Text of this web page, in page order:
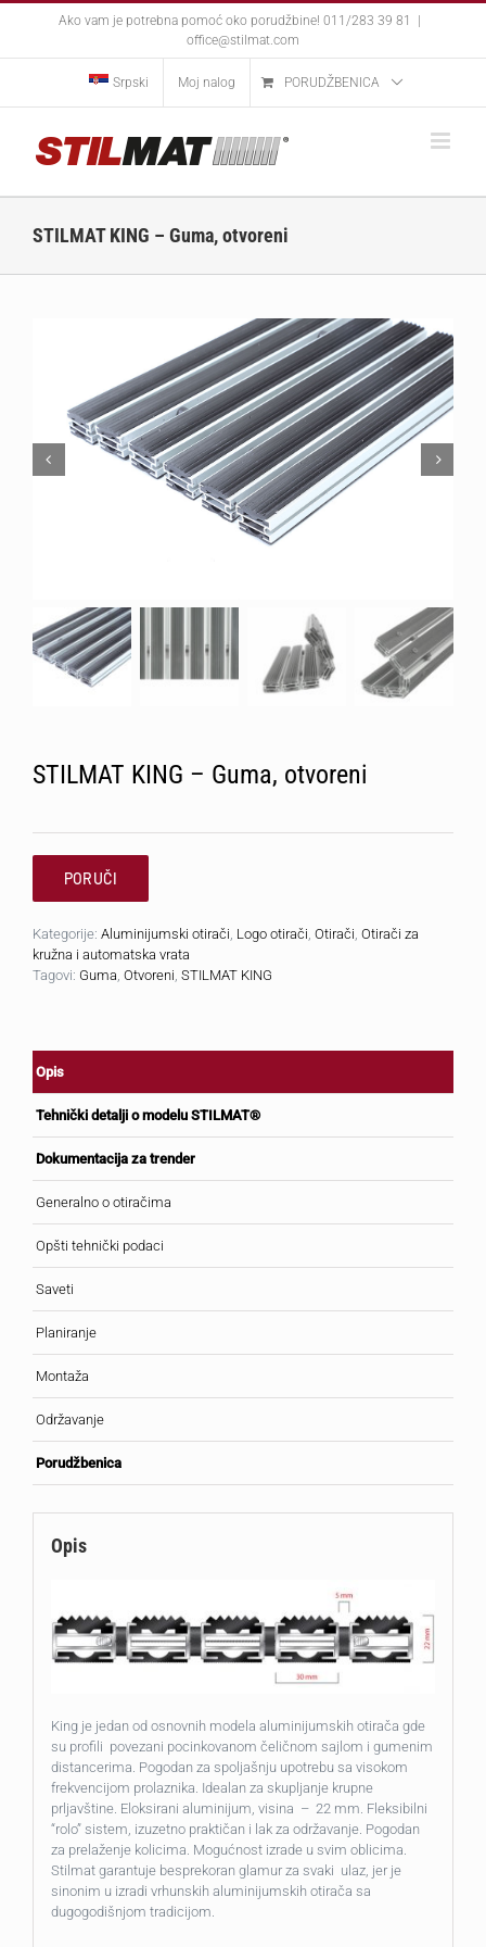
Ako vam je potrebna pomoć oko porudžbine! 011/283 39 81
office@stilmat.com
Srpski Moj nalog PORUDŽBENICA
STILMAT KING – Guma, otvoreni
STILMAT KING – Guma, otvoreni
PORUČI
Kategorije: Aluminijumski otirači, Logo otirači, Otirači, Otirači za
kružna i automatska vrata
Tagovi: Guma, Otvoreni, STILMAT KING
Opis
Tehnički detalji o modelu STILMAT®
Dokumentacija za trender
Generalno o otiračima
Opšti tehnički podaci
Saveti
Planiranje
Montaža
Održavanje
Porudžbenica
Opis
King je jedan od osnovnih modela aluminijumskih otirača gde
su profili povezani pocinkovanom čeličnom sajlom i gumenim
distancerima. Pogodan za spoljašnju upotrebu sa visokom
frekvencijom prolaznika. Idealan za skupljanje krupne
prljavštine. Eloksirani aluminijum, visina – 22 mm. Fleksibilni
“rolo” sistem, izuzetno praktičan i lak za održavanje. Pogodan
za prelaženje kolicima. Mogućnost izrade u svim oblicima.
Stilmat garantuje besprekoran glamur za svaki ulaz, jer je
sinonim u izradi vrhunskih aluminijumskih otirača sa
dugogodišnjom tradicijom.